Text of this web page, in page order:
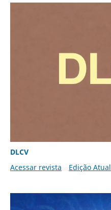
DLCV
Acessar revista
Edição Atual